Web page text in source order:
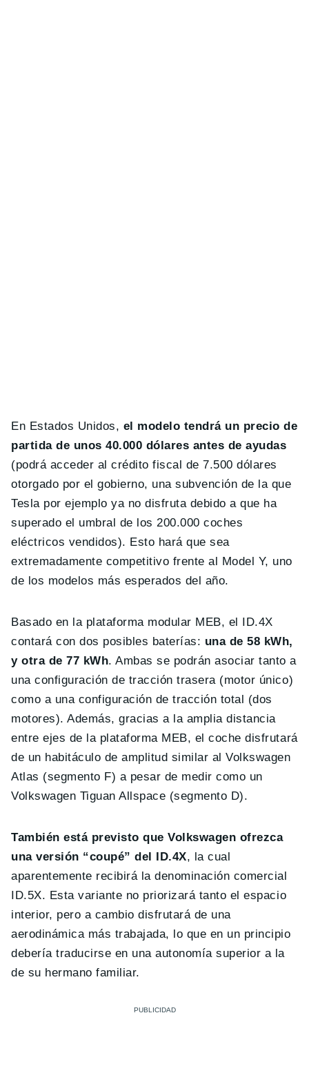
En Estados Unidos, el modelo tendrá un precio de
partida de unos 40.000 dólares antes de ayudas
(podrá acceder al crédito fiscal de 7.500 dólares
otorgado por el gobierno, una subvención de la que
Tesla por ejemplo ya no disfruta debido a que ha
superado el umbral de los 200.000 coches
eléctricos vendidos). Esto hará que sea
extremadamente competitivo frente al Model Y, uno
de los modelos más esperados del año.
Basado en la plataforma modular MEB, el ID.4X
contará con dos posibles baterías: una de 58 kWh,
y otra de 77 kWh. Ambas se podrán asociar tanto a
una configuración de tracción trasera (motor único)
como a una configuración de tracción total (dos
motores). Además, gracias a la amplia distancia
entre ejes de la plataforma MEB, el coche disfrutará
de un habitáculo de amplitud similar al Volkswagen
Atlas (segmento F) a pesar de medir como un
Volkswagen Tiguan Allspace (segmento D).
También está previsto que Volkswagen ofrezca
una versión “coupé” del ID.4X, la cual
aparentemente recibirá la denominación comercial
ID.5X. Esta variante no priorizará tanto el espacio
interior, pero a cambio disfrutará de una
aerodinámica más trabajada, lo que en un principio
debería traducirse en una autonomía superior a la
de su hermano familiar.